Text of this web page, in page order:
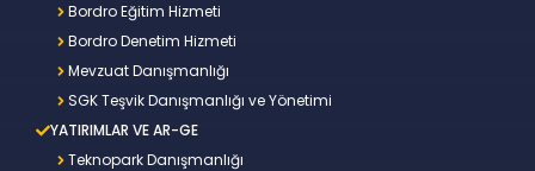
Bordro Eğitim Hizmeti
Bordro Denetim Hizmeti
Mevzuat Danışmanlığı
SGK Teşvik Danışmanlığı ve Yönetimi
YATIRIMLAR VE AR-GE
Teknopark Danışmanlığı